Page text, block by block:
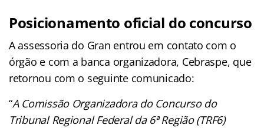
Posicionamento oficial do concurso
A assessoria do Gran entrou em contato com o
órgão e com a banca organizadora, Cebraspe, que
retornou com o seguinte comunicado:
“A Comissão Organizadora do Concurso do
Tribunal Regional Federal da 6ª Região (TRF6)